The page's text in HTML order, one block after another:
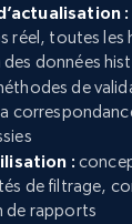
:
réel, toutes les
données
de
:
de filtrage,
de rapports